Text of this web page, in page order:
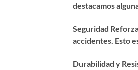
destacamos
Seguridad
accidentes. Esto
Durabilidad y